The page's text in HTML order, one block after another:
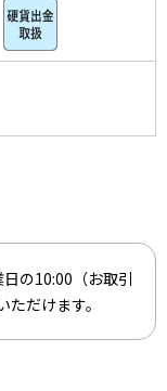
の10:00（お取引
だけます。